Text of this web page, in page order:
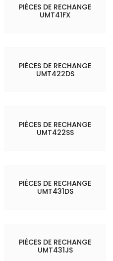
PIÈCES DE RECHANGE
UMT41FX
PIÈCES DE RECHANGE
UMT422DS
PIÈCES DE RECHANGE
UMT422SS
PIÈCES DE RECHANGE
UMT431DS
PIÈCES DE RECHANGE
UMT431JS